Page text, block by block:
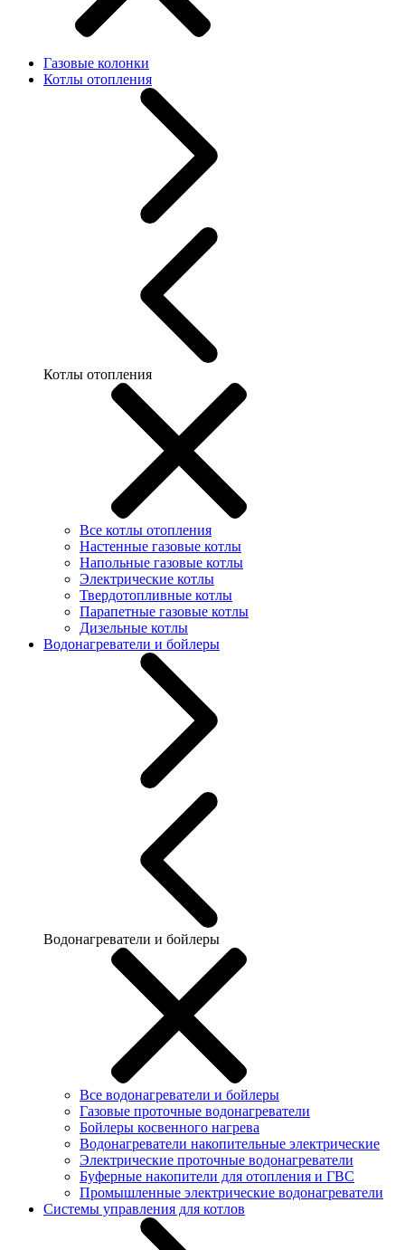
Газовые колонки
Котлы отопления
Котлы отопления
Все котлы отопления
Настенные газовые котлы
Напольные газовые котлы
Электрические котлы
Твердотопливные котлы
Парапетные газовые котлы
Дизельные котлы
Водонагреватели и бойлеры
Водонагреватели и бойлеры
Все водонагреватели и бойлеры
Газовые проточные водонагреватели
Бойлеры косвенного нагрева
Водонагреватели накопительные электрические
Электрические проточные водонагреватели
Буферные накопители для отопления и ГВС
Промышленные электрические водонагреватели
Системы управления для котлов